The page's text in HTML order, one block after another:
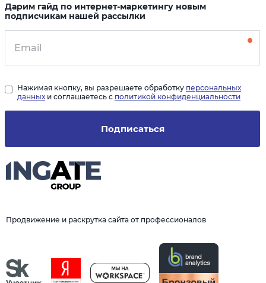
Продвижение и раскрутка сайта от профессионалов
Дарим гайд по интернет-маркетингу новым
подписчикам нашей рассылки
Подписаться
Нажимая кнопку, вы разрешаете обработку персональных
данных и соглашаетесь с политикой конфиденциальности